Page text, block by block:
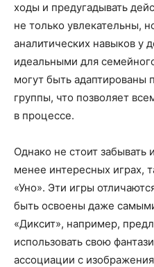
ходы и предугадывать
не только увлекательны,
аналитических навыков у
идеальными для
могут быть адаптированы
группы, что позволяет
в процессе.
Однако не стоит забывать
менее интересных играх,
«Уно». Эти игры
быть освоены даже
«Диксит», например,
использовать свою
ассоциации с